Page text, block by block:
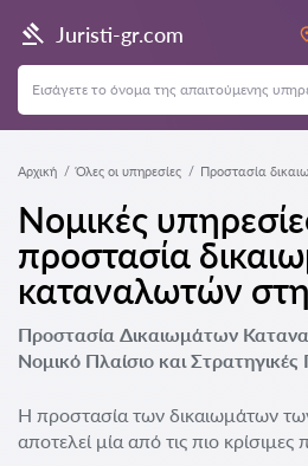
Juristi-gr.com
Αρχική Όλες οι υπηρεσίες Προστασία
Νομικές
προστασία
καταναλωτών
Προστασία Δικαιωμάτων
Νομικό Πλαίσιο και
Η προστασία των δικαιωμάτων
αποτελεί μία από τις πιο κρίσιμες